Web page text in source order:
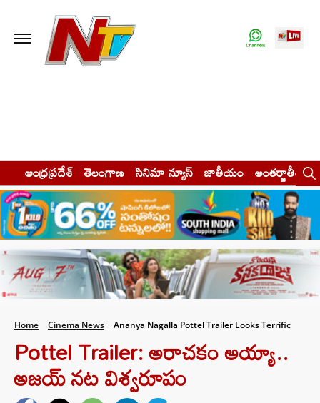
ఆంధ్రప్రదేశ్ తెలంగాణ సినిమా న్యూస్ జాతీయం అంతర్జాతీయం
Home Cinema News Ananya Nagalla Pottel Trailer Looks Terrific
Pottel Trailer: అరాచకం అయ్యా..
అజయ్ నట విశ్వరూపం